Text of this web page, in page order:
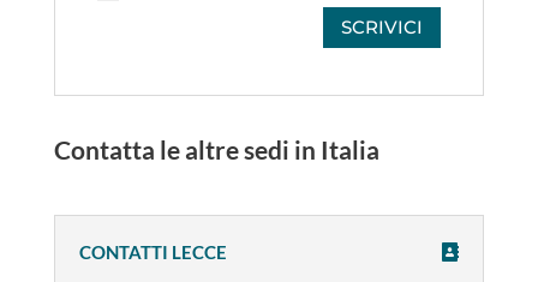
SCRIVICI
Contatta le altre sedi in Italia
CONTATTI LECCE